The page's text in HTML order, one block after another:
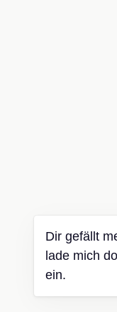
Dir gefällt
lade mich
ein.